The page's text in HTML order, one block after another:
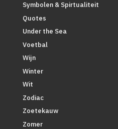
Symbolen & Spirtualiteit
Quotes
Under the Sea
Voetbal
Wijn
Winter
Wit
Zodiac
Zoetekauw
Zomer